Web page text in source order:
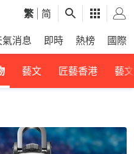
繁 简
氣消息 即時 熱榜 國際
藝文 匠藝香港 藝